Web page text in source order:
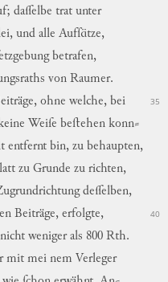
; daſſelbe trat unter
, und alle Aufſätze,
betrafen,
von Raumer.
, ohne welche, bei 35
Weiſe beſtehen konn⸗
entfernt bin, zu behaupten,
zu Grunde zu richten,
deſſelben,
Beiträge, erfolgte, 40
nicht weniger als 800 Rth.
mit mei nem Verleger